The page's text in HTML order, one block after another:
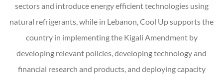
sectors and introduce energy efficient technologies using
natural refrigerants, while in Lebanon, Cool Up supports the
country in implementing the Kigali Amendment by
developing relevant policies, developing technology and
financial research and products, and deploying capacity